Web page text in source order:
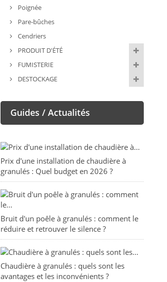
Vitre Irina - EXTRAFLAME
108,10 €
Ajouter au panier
Ajouter au
Poignée
Pare-bûches
Cendriers
PRODUIT D'ÉTÉ
FUMISTERIE
DESTOCKAGE
Guides / Actualités
Prix d'une installation de chaudière à
granulés : Quel budget en 2026 ?
Bruit d'un poêle à granulés : comment le
réduire et retrouver le silence ?
Chaudière à granulés : quels sont les
avantages et les inconvénients ?